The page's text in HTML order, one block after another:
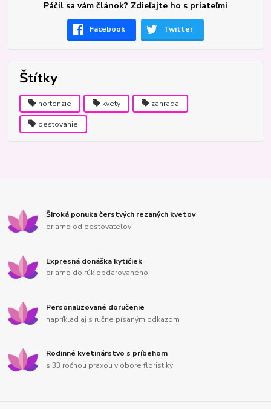
Páčil sa vám článok? Zdieľajte ho s priateľmi
Facebook Twitter
Štítky
hortenzie kvety zahrada
pestovanie
Široká ponuka čerstvých rezaných kvetov
priamo od pestovateľov
Expresná donáška kytičiek
priamo do rúk obdarovaného
Personalizované doručenie
napríklad aj s ručne písaným odkazom
Rodinné kvetinárstvo s príbehom
s 33 ročnou praxou v obore floristiky